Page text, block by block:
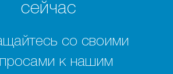
сейчас
со своими
к нашим